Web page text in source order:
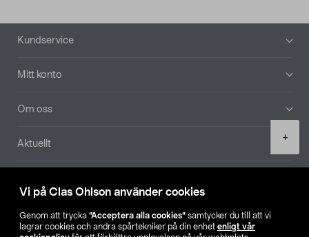
Vi på Clas Ohlson använder cookies
Genom att trycka ”Acceptera alla cookies” samtycker du till att vi
lagrar cookies och andra spårtekniker på din enhet enligt vår
+
Sidfot
Kundservice
Mitt konto
Om oss
Aktuellt
Hitta butik